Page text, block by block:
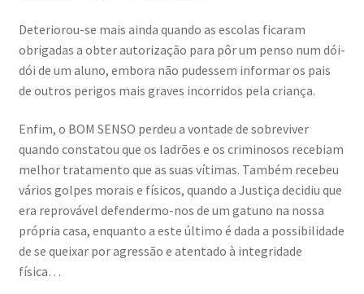
Deteriorou-se mais ainda quando as escolas ficaram
obrigadas a obter autorização para pôr um penso num dói-
dói de um aluno, embora não pudessem informar os pais
de outros perigos mais graves incorridos pela criança.
Enfim, o BOM SENSO perdeu a vontade de sobreviver
quando constatou que os ladrões e os criminosos recebiam
melhor tratamento que as suas vítimas. Também recebeu
vários golpes morais e físicos, quando a Justiça decidiu que
era reprovável defendermo-nos de um gatuno na nossa
própria casa, enquanto a este último é dada a possibilidade
de se queixar por agressão e atentado à integridade
física…